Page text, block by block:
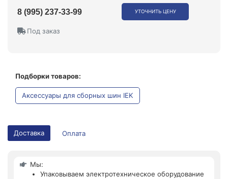
8 (995) 237-33-99 УТОЧНИТЬ ЦЕНУ
Под заказ
Подборки товаров:
Аксессуары для сборных шин IEK
Доставка Оплата
Мы:
Упаковываем электротехническое оборудование